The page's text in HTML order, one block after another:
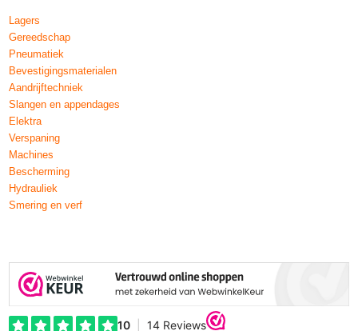
Lagers
Gereedschap
Pneumatiek
Bevestigingsmaterialen
Aandrijftechniek
Slangen en appendages
Elektra
Verspaning
Machines
Bescherming
Hydrauliek
Smering en verf